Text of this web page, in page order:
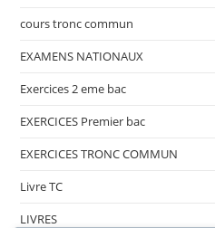
cours tronc commun
EXAMENS NATIONAUX
Exercices 2 eme bac
EXERCICES Premier bac
EXERCICES TRONC COMMUN
Livre TC
LIVRES